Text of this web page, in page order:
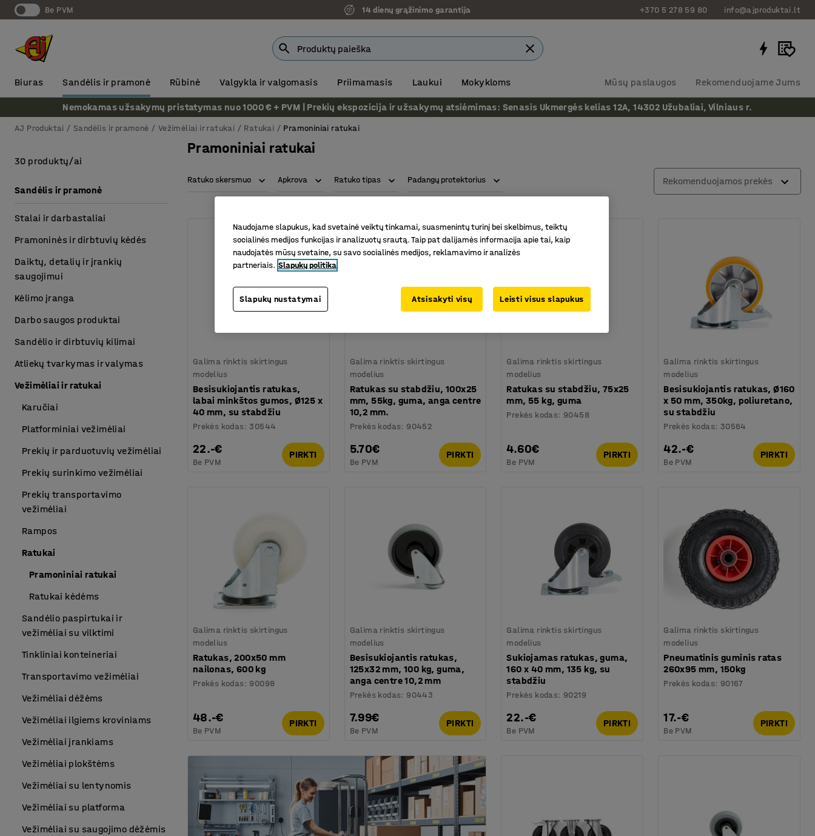
Be PVM 14 dienų grąžinimo garantija +370 5 278 59 80 info@ajproduktai.lt
Biuras Sandėlis ir pramonė Rūbinė Valgykla ir valgomasis Priimamasis Laukui Mokykloms Mūsų paslaugos Rekomenduojame Jums
Nemokamas užsakymų pristatymas nuo 1000 € + PVM | Prekių ekspozicija ir užsakymų atsiėmimas: Senasis Ukmergės kelias 12A, 14302 Užubaliai, Vilniaus r.
AJ Produktai Sandėlis ir pramonė Vežimėliai ir ratukai Ratukai Pramoniniai ratukai
Pramoniniai ratukai
Ratuko skersmuo Apkrova Ratuko tipas Padangų protektorius Rekomenduojamos prekės
Galima rinktis skirtingus
modelius
Besisukiojantis ratukas,
labai minkštos gumos, Ø125 x
40 mm, su stabdžiu
Prekės kodas :30544
22.-€
Be PVM
PIRKTI
Galima rinktis skirtingus
modelius
Ratukas su stabdžiu, 100x25
mm, 55kg, guma, anga centre
10,2 mm.
Prekės kodas: 90452
5.70€
Be PVM
PIRKTI
Galima rinktis skirtingus
modelius
Ratukas su stabdžiu, 75x25
mm, 55 kg, guma
Prekės kodas: 90458
4.60€
Be PVM
PIRKTI
Galima rinktis skirtingus
modelius
Besisukiojantis ratukas, Ø160
x 50 mm, 350kg, poliuretano,
su stabdžiu
Prekės kodas: 30564
42.-€
Be PVM
PIRKTI
Galima rinktis skirtingus
modelius
Ratukas, 200x50 mm
nailonas, 600 kg
Prekės kodas : 90098
48.-€
Be PVM
PIRKTI
Galima rinktis skirtingus
modelius
Besisukiojantis ratukas,
125x32 mm, 100 kg, guma,
anga centre 10,2 mm
Prekės kodas: 90443
7.99€
Be PVM
PIRKTI
Galima rinktis skirtingus
modelius
Sukiojamas ratukas, guma,
160 x 40 mm, 135 kg, su
stabdžiu
Prekės kodas: 90219
22.-€
Be PVM
PIRKTI
Galima rinktis skirtingus
modelius
Pneumatinis guminis ratas
260x95 mm, 150kg
Prekės kodas: 90167
17.-€
Be PVM
PIRKTI
30 produktų/ai
Sandėlis ir pramonė
Stalai ir darbastaliai
Pramoninės ir dirbtuvių kėdės
Daiktų, detalių ir įrankių
saugojimui
Kėlimo įranga
Darbo saugos produktai
Sandėlio ir dirbtuvių kilimai
Atliekų tvarkymas ir valymas
Vežimėliai ir ratukai
Karučiai
Platforminiai vežimėliai
Prekių ir parduotuvių vežimėliai
Prekių surinkimo vežimėliai
Prekių transportavimo
vežimėliai
Rampos
Ratukai
Pramoniniai ratukai
Ratukai kėdėms
Sandėlio paspirtukai ir
vežimėliai su vilktimi
Tinkliniai konteineriai
Transportavimo vežimėliai
Vežimėliai dėžėms
Vežimėliai ilgiems kroviniams
Vežimėliai įrankiams
Vežimėliai plokštėms
Vežimėliai su lentynomis
Vežimėliai su platforma
Vežimėliai su saugojimo dėžėmis
Naudojame slapukus, kad svetainė veiktų tinkamai, suasmenintų turinį bei skelbimus, teiktų
socialinės medijos funkcijas ir analizuotų srautą. Taip pat dalijamės informacija apie tai, kaip
naudojatės mūsų svetaine, su savo socialinės medijos, reklamavimo ir analizės
partneriais. Slapukų politika
Slapukų nustatymai Atsisakyti visų Leisti visus slapukus